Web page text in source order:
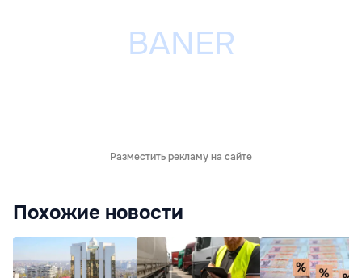
Разместить рекламу на сайте
Похожие новости